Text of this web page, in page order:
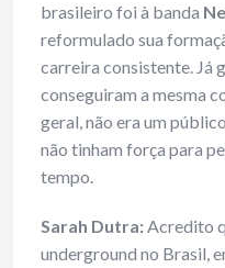
brasileiro foi à banda
reformulado sua
carreira consistente. Já
conseguiram a mesma
geral, não era um
não tinham força para
tempo.
Sarah Dutra:Acredito
underground no Brasil,